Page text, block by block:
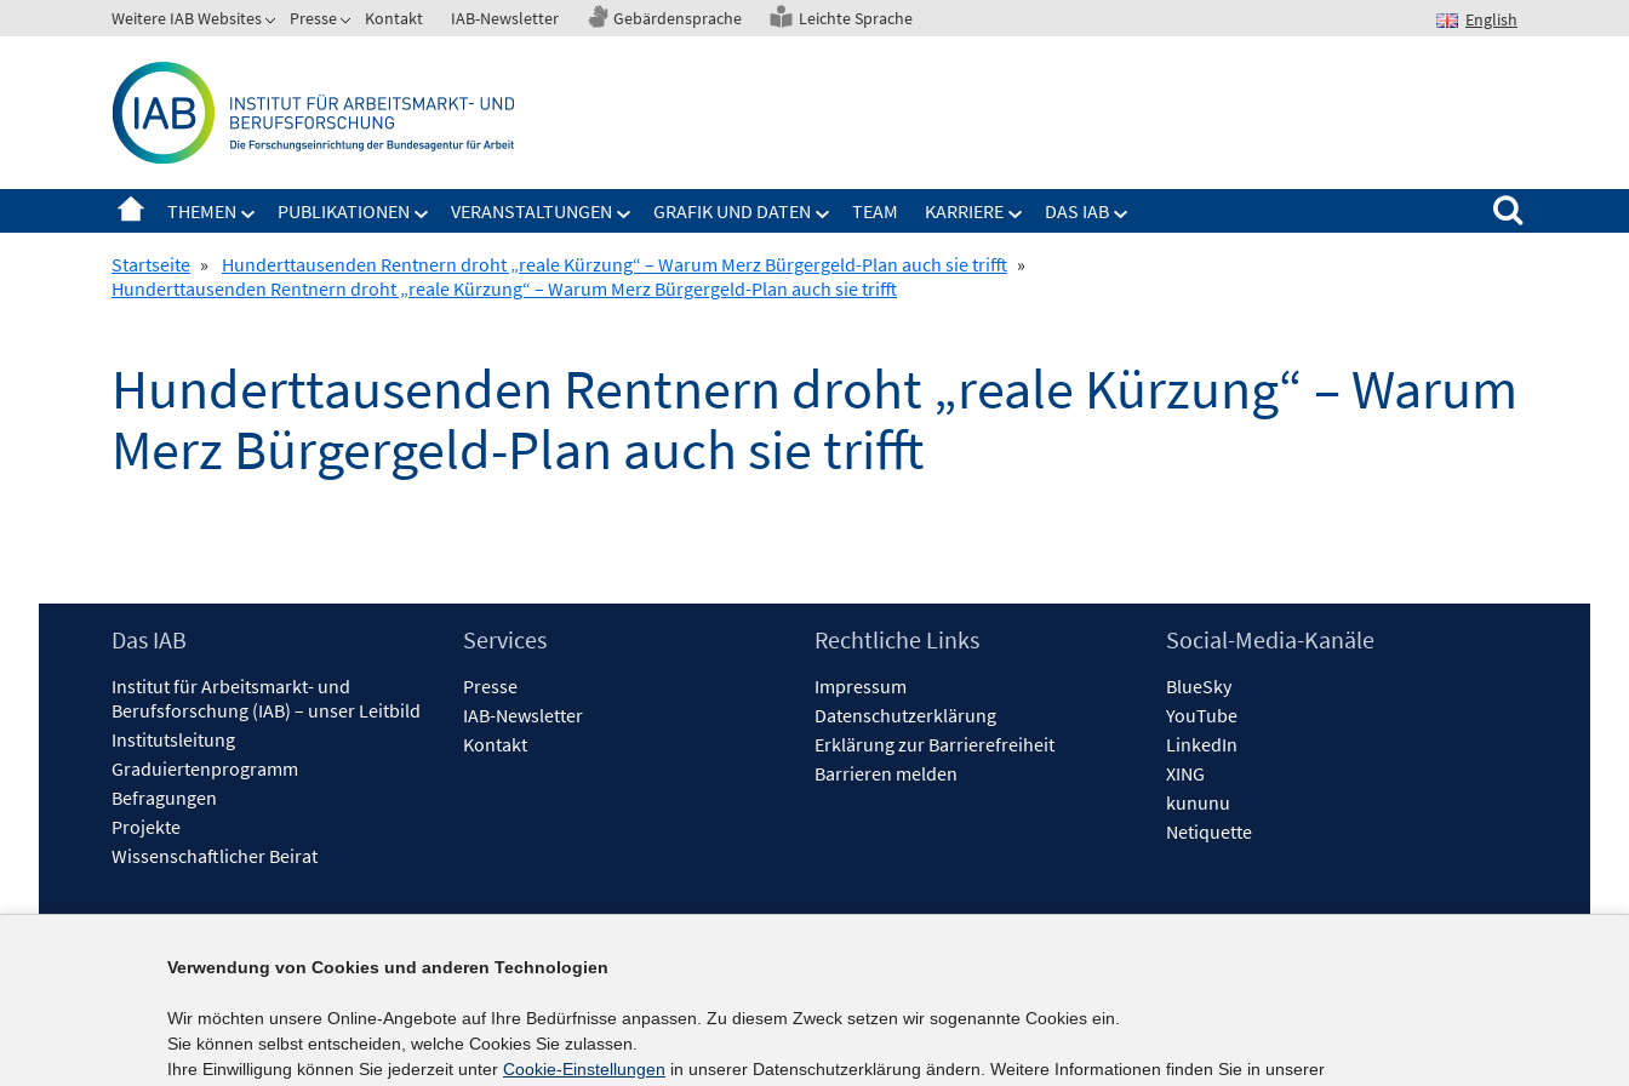
zum
Weitere IAB Websites Presse Kontakt IAB-Newsletter Gebärdensprache Leichte Sprache English
THEMEN PUBLIKATIONEN VERANSTALTUNGEN GRAFIK UND DATEN TEAM KARRIERE DAS IAB
Suchen nach:
Startseite » Hunderttausenden Rentnern droht „reale Kürzung“ – Warum Merz Bürgergeld-Plan auch sie trifft »
Hunderttausenden Rentnern droht „reale Kürzung“ – Warum Merz Bürgergeld-Plan auch sie trifft
Hunderttausenden Rentnern droht „reale Kürzung“ – Warum
Merz Bürgergeld-Plan auch sie trifft
Footer
Das IAB
Institut für Arbeitsmarkt- und
Berufsforschung (IAB) – unser Leitbild
Institutsleitung
Graduiertenprogramm
Befragungen
Projekte
Wissenschaftlicher Beirat
Services
Presse
IAB-Newsletter
Kontakt
Rechtliche Links
Impressum
Datenschutzerklärung
Erklärung zur Barrierefreiheit
Barrieren melden
Social-Media-Kanäle
BlueSky
YouTube
LinkedIn
XING
kununu
Netiquette
Verwendung von Cookies und anderen Technologien
Wir möchten unsere Online-Angebote auf Ihre Bedürfnisse anpassen. Zu diesem Zweck setzen wir sogenannte Cookies ein.
Sie können selbst entscheiden, welche Cookies Sie zulassen.
Ihre Einwilligung können Sie jederzeit unter Cookie-Einstellungen in unserer Datenschutzerklärung ändern. Weitere Informationen finden Sie in unserer